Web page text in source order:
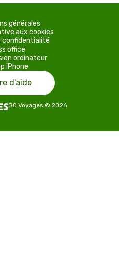
générales
aux cookies
confidentialité
office
ordinateur
iPhone
d'aide
GO Voyages © 2026